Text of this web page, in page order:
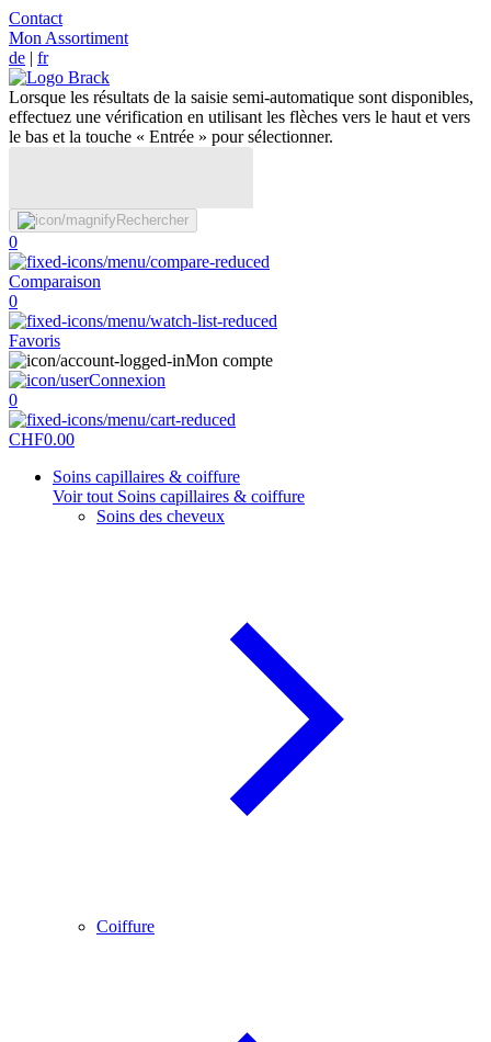
Contact
Mon Assortiment
de | fr
Lorsque les résultats de la saisie semi-automatique sont disponibles,
effectuez une vérification en utilisant les flèches vers le haut et vers
le bas et la touche « Entrée » pour sélectionner.
Rechercher
0
Comparaison
0
Favoris
Mon compte
Connexion
0
CHF0.00
Soins capillaires & coiffure
Voir tout Soins capillaires & coiffure
Soins des cheveux
Coiffure